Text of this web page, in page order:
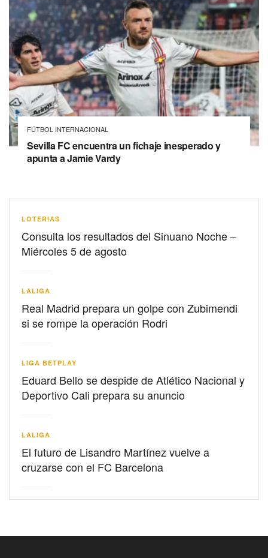
FÚTBOL INTERNACIONAL
Sevilla FC encuentra un fichaje inesperado y
apunta a Jamie Vardy
LOTERIAS
Consulta los resultados del Sinuano Noche –
Miércoles 5 de agosto
LALIGA
Real Madrid prepara un golpe con Zubimendi
si se rompe la operación Rodri
LIGA BETPLAY
Eduard Bello se despide de Atlético Nacional y
Deportivo Cali prepara su anuncio
LALIGA
El futuro de Lisandro Martínez vuelve a
cruzarse con el FC Barcelona